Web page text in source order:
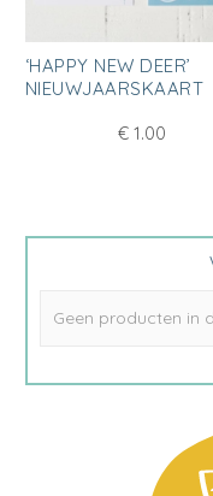
Dit
product
optie
worden
de
‘HAPPY NEW DEER’
NIEUWJAARSKAART
€ 1.00
Geen producten in